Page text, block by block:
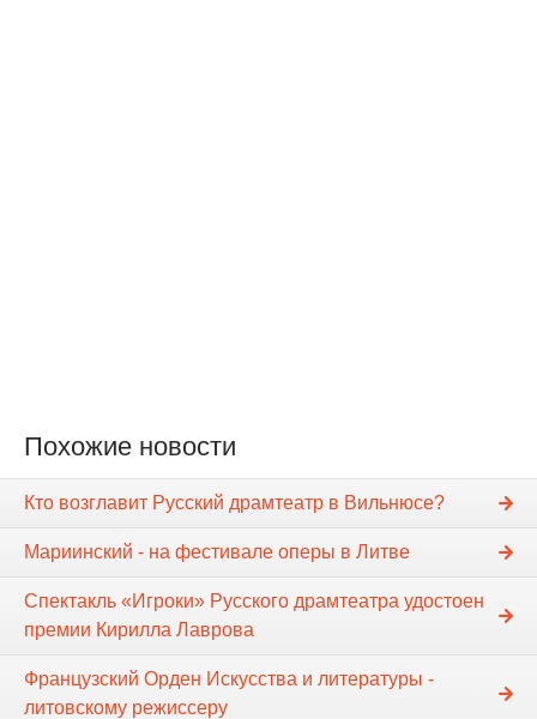
Похожие новости
Кто возглавит Русский драмтеатр в Вильнюсе?
Мариинский - на фестивале оперы в Литве
Спектакль «Игроки» Русского драмтеатра удостоен
премии Кирилла Лаврова
Французский Орден Искусства и литературы -
литовскому режиссеру